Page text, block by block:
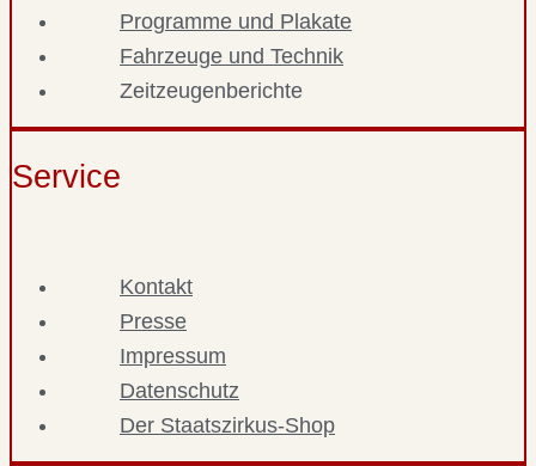
Programme und Plakate
Fahrzeuge und Technik
Zeitzeugenberichte
Service
Kontakt
Presse
Impressum
Datenschutz
Der Staatszirkus-Shop